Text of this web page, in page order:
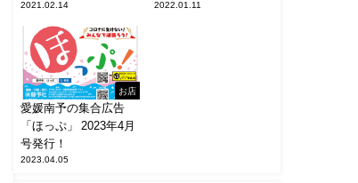
2021.02.14 2022.01.11
お店
愛媛南予の集合広告
「ほっぷ」 2023年4月
号発行！
2023.04.05